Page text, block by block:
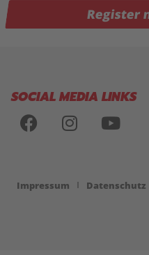
Register
SOCIAL MEDIA LINKS
Impressum Datenschutz